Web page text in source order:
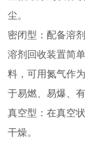
尘。
密闭型：配备溶
溶剂回收装置简
料，可用氮气作
于易燃、易爆、
真空型：在真空
干燥。